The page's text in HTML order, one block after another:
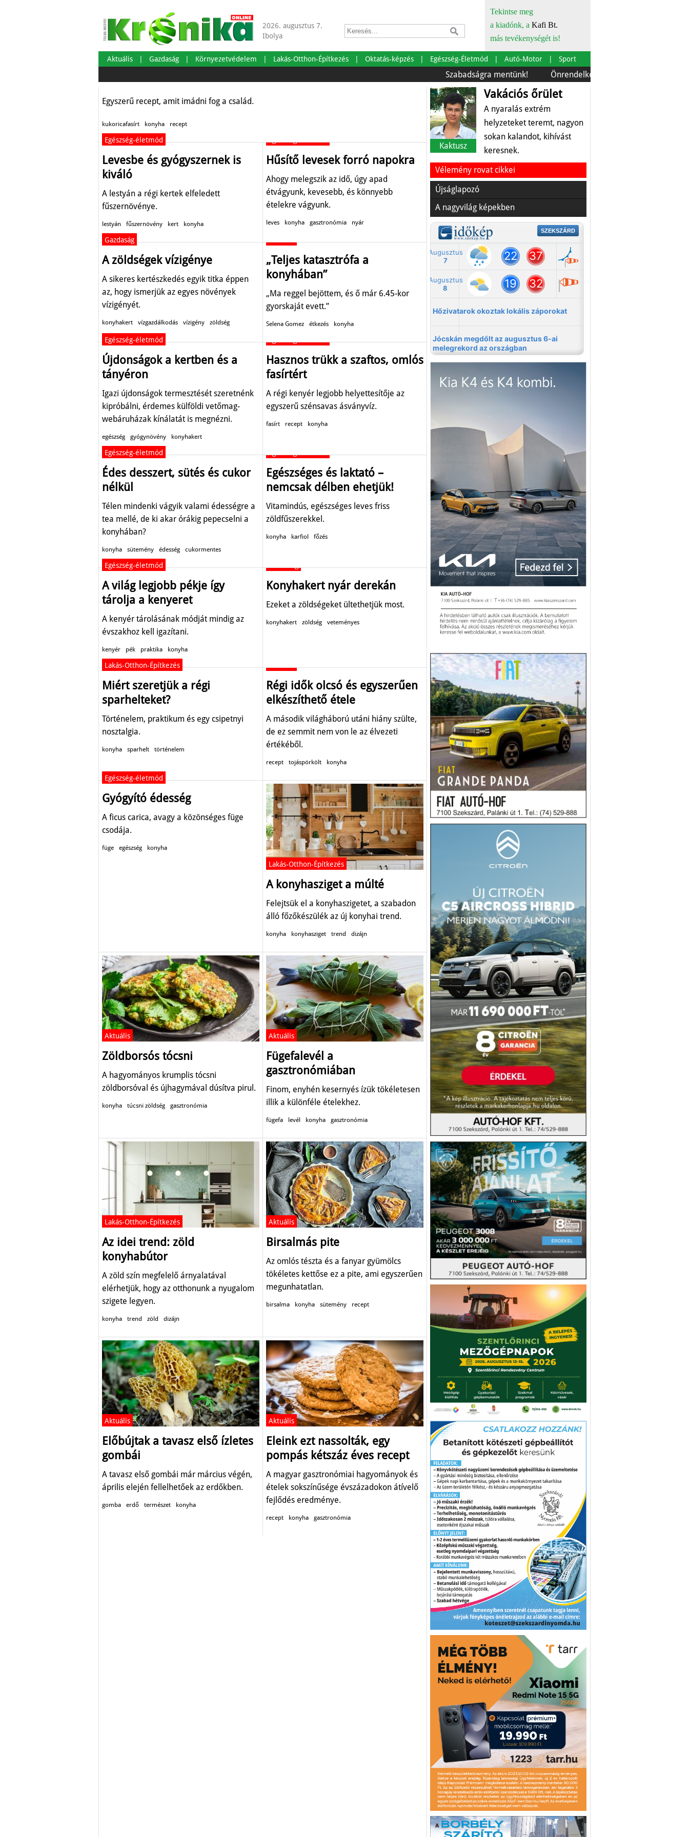
2026. augusztus 7.
Ibolya
Tekintse meg
a kiadónk, a Kafi Bt.
más tevékenységét is!
Aktuális Gazdaság Környezetvédelem Lakás-Otthon-Építkezés Oktatás-képzés Egészség-Életmód Autó-Motor Sport
Szabadságra mentünk! Önrendelkezés és szürkebarát
Gyors, ropogós kukoricafasírt
Egészség-életmód
Egyszerű recept, amit imádni fog a család.
kukoricafasírt konyha recept
Egészség-életmód
Levesbe és gyógyszernek is
kiváló
A lestyán a régi kertek elfeledett
fűszernövénye.
lestyán fűszernövény kert konyha
Hűsítő levesek forró napokra
Ahogy melegszik az idő, úgy apad
étvágyunk, kevesebb, és könnyebb
ételekre vágyunk.
leves konyha gasztronómia nyár
Gazdaság
A zöldségek vízigénye
A sikeres kertészkedés egyik titka éppen
az, hogy ismerjük az egyes növények
vízigényét.
konyhakert vízgazdálkodás vízigény zöldség
„Teljes katasztrófa a
konyhában”
„Ma reggel bejöttem, és ő már 6.45-kor
gyorskaját evett.”
Selena Gomez étkezés konyha
Egészség-életmód
Újdonságok a kertben és a
tányéron
Igazi újdonságok termesztését szeretnénk
kipróbálni, érdemes külföldi vetőmag-
webáruházak kínálatát is megnézni.
egészség gyógynövény konyhakert
Hasznos trükk a szaftos, omlós
fasírtért
A régi kenyér legjobb helyettesítője az
egyszerű szénsavas ásványvíz.
fasírt recept konyha
Egészség-életmód
Édes desszert, sütés és cukor
nélkül
Télen mindenki vágyik valami édességre a
tea mellé, de ki akar órákig pepecselni a
konyhában?
konyha sütemény édesség cukormentes
Egészséges és laktató –
nemcsak délben ehetjük!
Vitamindús, egészséges leves friss
zöldfűszerekkel.
konyha karfiol főzés
Egészség-életmód
A világ legjobb pékje így
tárolja a kenyeret
A kenyér tárolásának módját mindig az
évszakhoz kell igazítani.
kenyér pék praktika konyha
Konyhakert nyár derekán
Ezeket a zöldségeket ültethetjük most.
konyhakert zöldség veteményes
Lakás-Otthon-Építkezés
Miért szeretjük a régi
sparhelteket?
Történelem, praktikum és egy csipetnyi
nosztalgia.
konyha sparhelt történelem
Régi idők olcsó és egyszerűen
elkészíthető étele
A második világháború utáni hiány szülte,
de ez semmit nem von le az élvezeti
értékéből.
recept tojáspörkölt konyha
Egészség-életmód
Gyógyító édesség
A ficus carica, avagy a közönséges füge
csodája.
füge egészség konyha
Lakás-Otthon-Építkezés
A konyhasziget a múlté
Felejtsük el a konyhaszigetet, a szabadon
álló főzőkészülék az új konyhai trend.
konyha konyhasziget trend dizájn
Aktuális
Zöldborsós tócsni
A hagyományos krumplis tócsni
zöldborsóval és újhagymával dúsítva pirul.
konyha túcsni zöldség gasztronómia
Aktuális
Fügefalevél a
gasztronómiában
Finom, enyhén kesernyés ízük tökéletesen
illik a különféle ételekhez.
fügefa levél konyha gasztronómia
Lakás-Otthon-Építkezés
Az idei trend: zöld
konyhabútor
A zöld szín megfelelő árnyalatával
elérhetjük, hogy az otthonunk a nyugalom
szigete legyen.
konyha trend zöld dizájn
Aktuális
Birsalmás pite
Az omlós tészta és a fanyar gyümölcs
tökéletes kettőse ez a pite, ami egyszerűen
megunhatatlan.
birsalma konyha sütemény recept
Aktuális
Előbújtak a tavasz első ízletes
gombái
A tavasz első gombái már március végén,
április elején fellelhetőek az erdőkben.
gomba erdő természet konyha
Aktuális
Eleink ezt nassolták, egy
pompás kétszáz éves recept
A magyar gasztronómiai hagyományok és
ételek sokszínűsége évszázadokon átívelő
fejlődés eredménye.
recept konyha gasztronómia
Kaktusz
Vakációs őrület
A nyaralás extrém
helyzeteket teremt, nagyon
sokan kalandot, kihívást
keresnek.
Vélemény rovat cikkei
Újságlapozó
A nagyvilág képekben